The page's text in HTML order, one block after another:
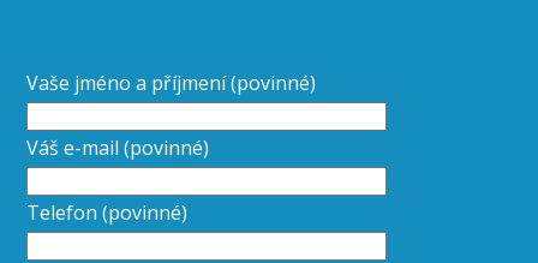
Vaše jméno a příjmení (povinné)
Váš e-mail (povinné)
Telefon (povinné)